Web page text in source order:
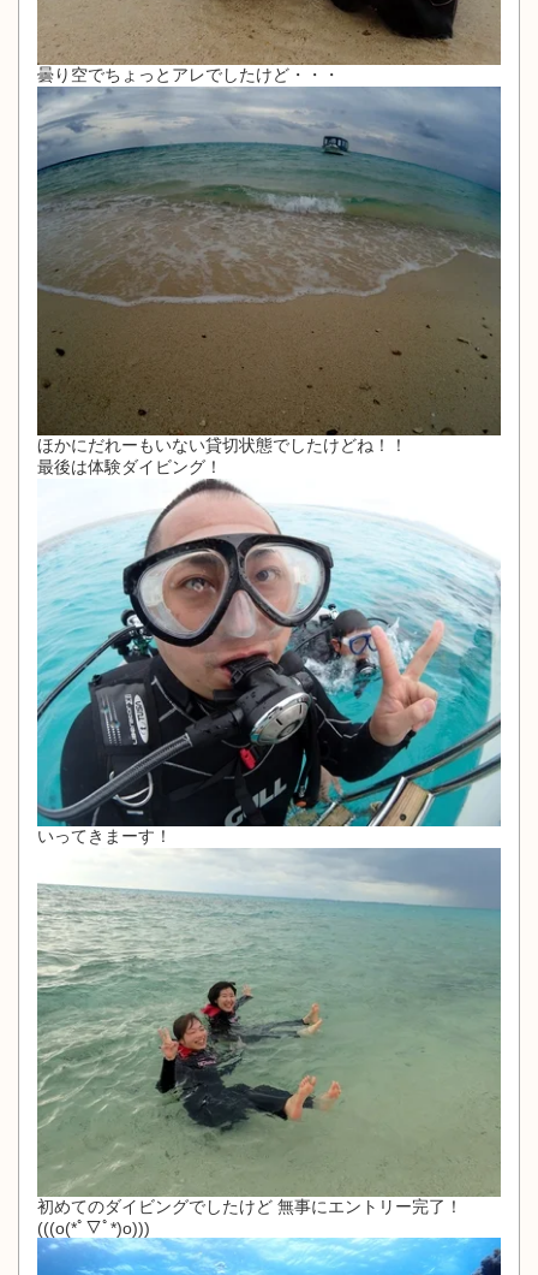
曇り空でちょっとアレでしたけど・・・
ほかにだれーもいない貸切状態でしたけどね！！
最後は体験ダイビング！
いってきまーす！
初めてのダイビングでしたけど 無事にエントリー完了！
(((o(*ﾟ▽ﾟ*)o)))